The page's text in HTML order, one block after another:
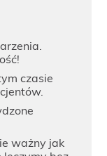
czasie
ważny jak